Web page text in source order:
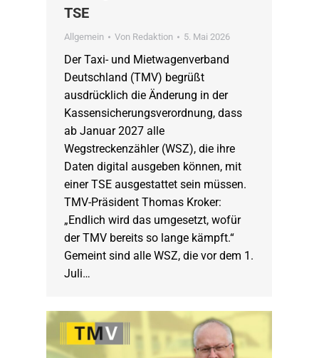
TSE
Allgemein Von Redaktion 5. Mai 2026
Der Taxi- und Mietwagenverband
Deutschland (TMV) begrüßt
ausdrücklich die Änderung in der
Kassensicherungsverordnung, dass
ab Januar 2027 alle
Wegstreckenzähler (WSZ), die ihre
Daten digital ausgeben können, mit
einer TSE ausgestattet sein müssen.
TMV-Präsident Thomas Kroker:
„Endlich wird das umgesetzt, wofür
der TMV bereits so lange kämpft.“
Gemeint sind alle WSZ, die vor dem 1.
Juli…